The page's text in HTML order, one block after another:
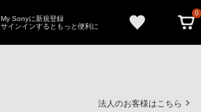
My Sonyに新規登録
サインインするともっと便利に
0
法人のお客様はこちら